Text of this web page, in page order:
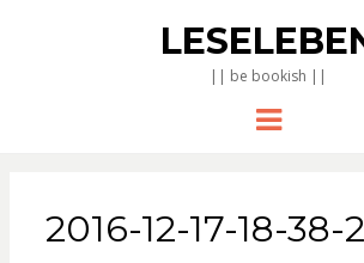
|| be bookish ||
Menu
2016-12-17-18-38-